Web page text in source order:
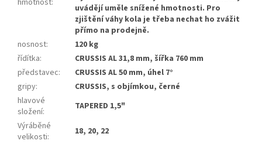
hmotnost:
uvádějí uměle snížené hmotnosti. Pro
zjištění váhy kola je třeba nechat ho zvážit
přímo na prodejně.
nosnost:
120 kg
řídítka:
CRUSSIS AL 31,8 mm, šířka 760 mm
představec:
CRUSSIS AL 50 mm, úhel 7°
gripy:
CRUSSIS, s objímkou, černé
hlavové
složení:
TAPERED 1,5"
Výráběné
velikosti:
18, 20, 22